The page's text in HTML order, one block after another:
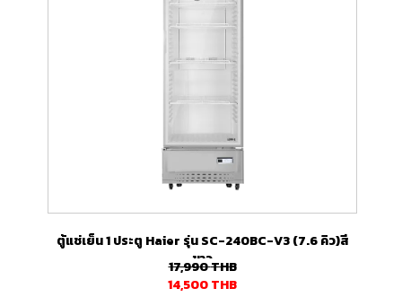
ตู้แช่เย็น 1 ประตู Haier รุ่น SC-240BC-V3 (7.6 คิว)สี
ขาว
17,990THB
14,500THB